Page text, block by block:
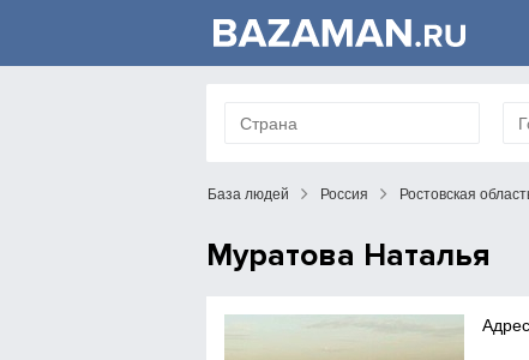
База людей Россия Ростовская
Муратова Наталья